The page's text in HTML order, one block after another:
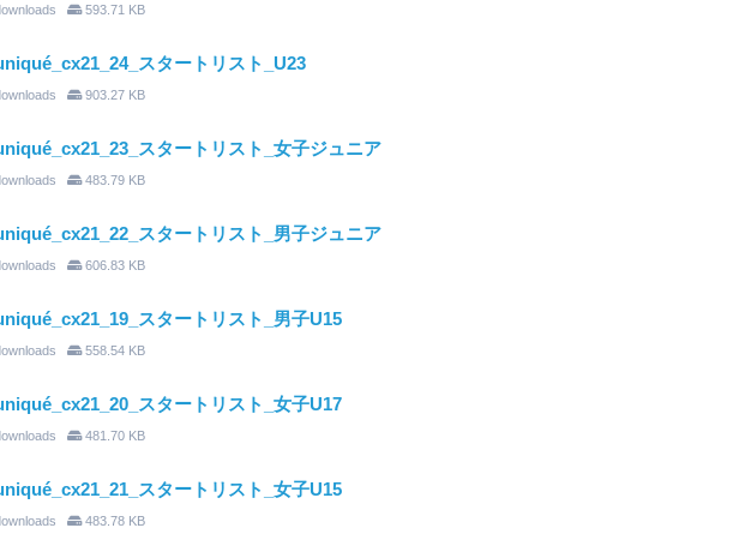
593.71 KB
スタートリスト_U23
903.27 KB
スタートリスト_女子ジュニア
483.79 KB
スタートリスト_男子ジュニア
606.83 KB
スタートリスト_男子U15
558.54 KB
スタートリスト_女子U17
481.70 KB
スタートリスト_女子U15
483.78 KB